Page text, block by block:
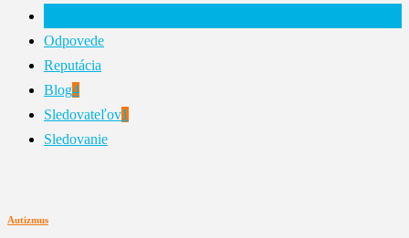
Odpovede
Reputácia
Blog4
Sledovateľov1
Sledovanie
Autizmus